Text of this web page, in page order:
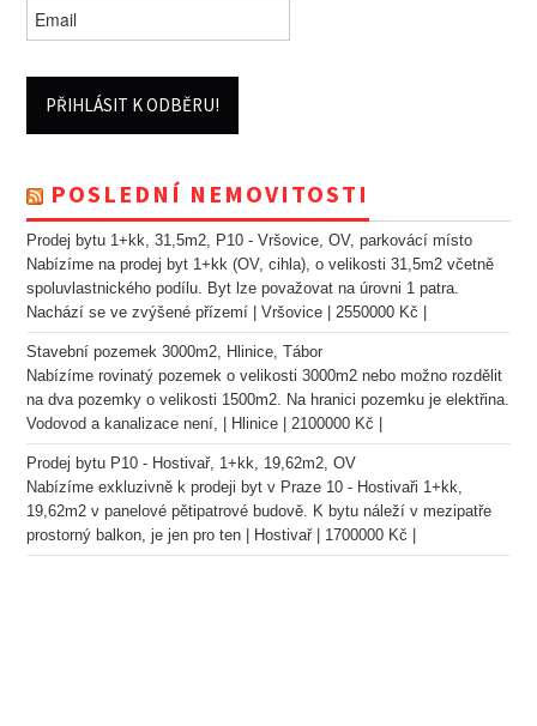
POSLEDNÍ NEMOVITOSTI
Prodej bytu 1+kk, 31,5m2, P10 - Vršovice, OV, parkovácí místo
Nabízíme na prodej byt 1+kk (OV, cihla), o velikosti 31,5m2 včetně
spoluvlastnického podílu. Byt lze považovat na úrovni 1 patra.
Nachází se ve zvýšené přízemí | Vršovice | 2550000 Kč |
Stavební pozemek 3000m2, Hlinice, Tábor
Nabízíme rovinatý pozemek o velikosti 3000m2 nebo možno rozdělit
na dva pozemky o velikosti 1500m2. Na hranici pozemku je elektřina.
Vodovod a kanalizace není, | Hlinice | 2100000 Kč |
Prodej bytu P10 - Hostivař, 1+kk, 19,62m2, OV
Nabízíme exkluzivně k prodeji byt v Praze 10 - Hostivaři 1+kk,
19,62m2 v panelové pětipatrové budově. K bytu náleží v mezipatře
prostorný balkon, je jen pro ten | Hostivař | 1700000 Kč |